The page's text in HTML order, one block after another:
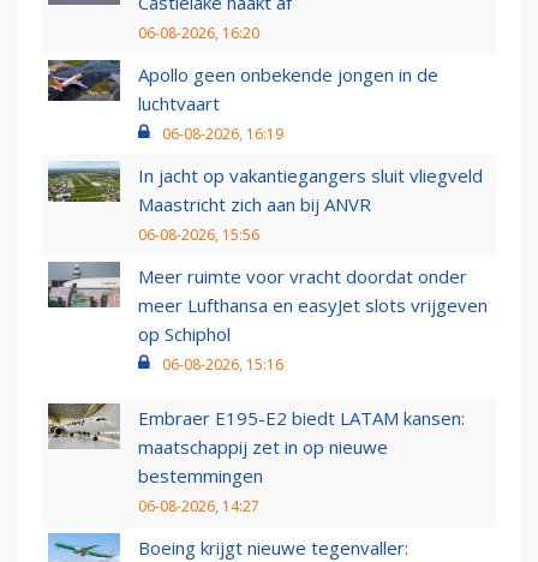
06-08-2026, 16:20
Apollo geen onbekende jongen in de
luchtvaart
06-08-2026, 16:19
In jacht op vakantiegangers sluit vliegveld
Maastricht zich aan bij ANVR
06-08-2026, 15:56
Meer ruimte voor vracht doordat onder
meer Lufthansa en easyJet slots vrijgeven
op Schiphol
06-08-2026, 15:16
Embraer E195-E2 biedt LATAM kansen:
maatschappij zet in op nieuwe
bestemmingen
06-08-2026, 14:27
Boeing krijgt nieuwe tegenvaller: